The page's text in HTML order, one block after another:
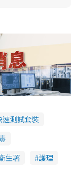
速測試套裝
生署
護理